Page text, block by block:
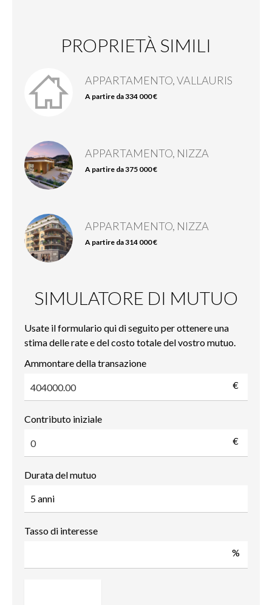
PROPRIETÀ SIMILI
APPARTAMENTO, VALLAURIS
A partire da 334 000 €
APPARTAMENTO, NIZZA
A partire da 375 000 €
APPARTAMENTO, NIZZA
A partire da 314 000 €
SIMULATORE DI MUTUO
Usate il formulario qui di seguito per ottenere una
stima delle rate e del costo totale del vostro mutuo.
Ammontare della transazione
€
Contributo iniziale
€
Durata del mutuo
Tasso di interesse
%